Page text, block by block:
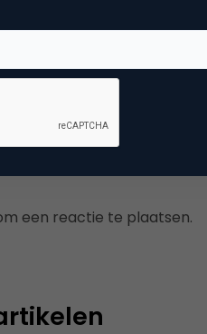
online advertising
een reactie te plaatsen.